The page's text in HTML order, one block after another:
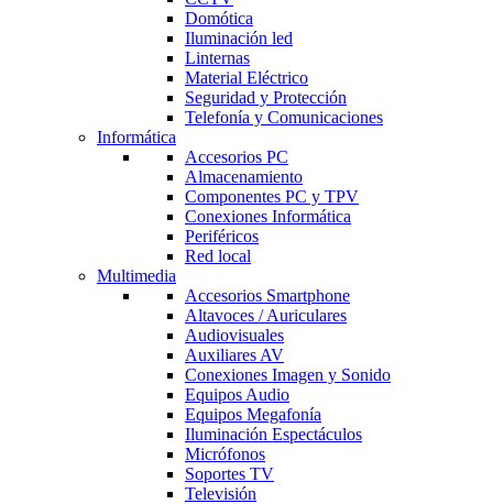
Domótica
Iluminación led
Linternas
Material Eléctrico
Seguridad y Protección
Telefonía y Comunicaciones
Informática
Accesorios PC
Almacenamiento
Componentes PC y TPV
Conexiones Informática
Periféricos
Red local
Multimedia
Accesorios Smartphone
Altavoces / Auriculares
Audiovisuales
Auxiliares AV
Conexiones Imagen y Sonido
Equipos Audio
Equipos Megafonía
Iluminación Espectáculos
Micrófonos
Soportes TV
Televisión